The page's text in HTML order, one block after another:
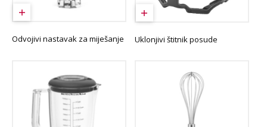
Odvojivi nastavak za miješanje Uklonjivi štitnik posude